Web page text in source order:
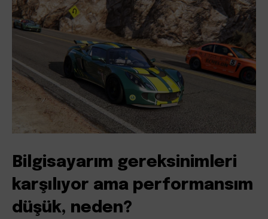
Bilgisayarım gereksinimleri
karşılıyor ama performansım
düşük, neden?